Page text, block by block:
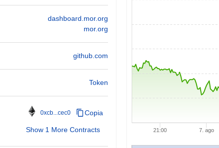
dashboard.mor.org
mor.org
github.com
Token
0xcb...cec0 Copia
Show 1 More Contracts 21:00 7. ago